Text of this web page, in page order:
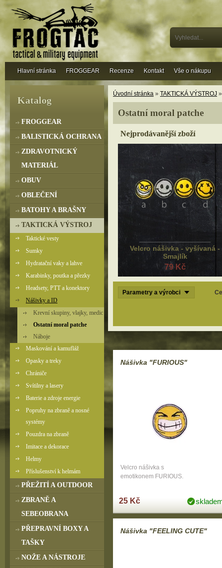
Úvodní stránka » TAKTICKÁ VÝSTROJ
Ostatní moral patche
Nejprodávanější zboží
Velcro nášivka - vyšívaná -
Smajlík
79 Kč
Parametry a výrobci
Nášivka "FURIOUS"
Velcro nášivka s
emotikonem FURIOUS.
25 Kč
Nášivka "FEELING CUTE"
Katalog
FROGGEAR
BALISTICKÁ OCHRANA
ZDRAVOTNICKÝ
MATERIÁL
OBUV
OBLEČENÍ
BATOHY A BRAŠNY
TAKTICKÁ VÝSTROJ
Taktické vesty
Sumky
Hydratační vaky a lahve
Karabinky, poutka a přezky
Headsety, PTT a konektory
Nášivky a ID
Krevní skupiny, vlajky, medic
Ostatní moral patche
Náboje
Maskování a kamufláž
Opasky a treky
Chrániče
Svítilny a lasery
Baterie a zdroje energie
Popruhy na zbraně a nosné
systémy
Pouzdra na zbraně
Imitace a dekorace
Helmy
Příslušenství k helmám
PŘEŽITÍ A OUTDOOR
ZBRANĚ A
SEBEOBRANA
PŘEPRAVNÍ BOXY A
TAŠKY
NOŽE A NÁSTROJE
Hlavní stránka FROGGEAR Recenze Kontakt Vše o nákupu